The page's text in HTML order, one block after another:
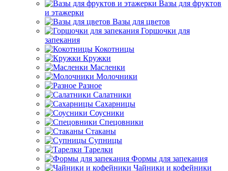
Вазы для фруктов
и этажерки
Вазы для цветов
Горшочки для
запекания
Кокотницы
Кружки
Масленки
Молочники
Разное
Салатники
Сахарницы
Соусники
Спецовники
Стаканы
Супницы
Тарелки
Формы для запекания
Чайники и кофейники